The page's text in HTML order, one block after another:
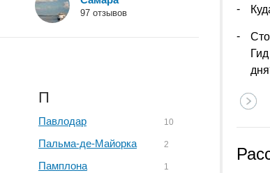
97 отзывов
П
Павлодар 10
Пальма-де-Майорка 2
Памплона 1